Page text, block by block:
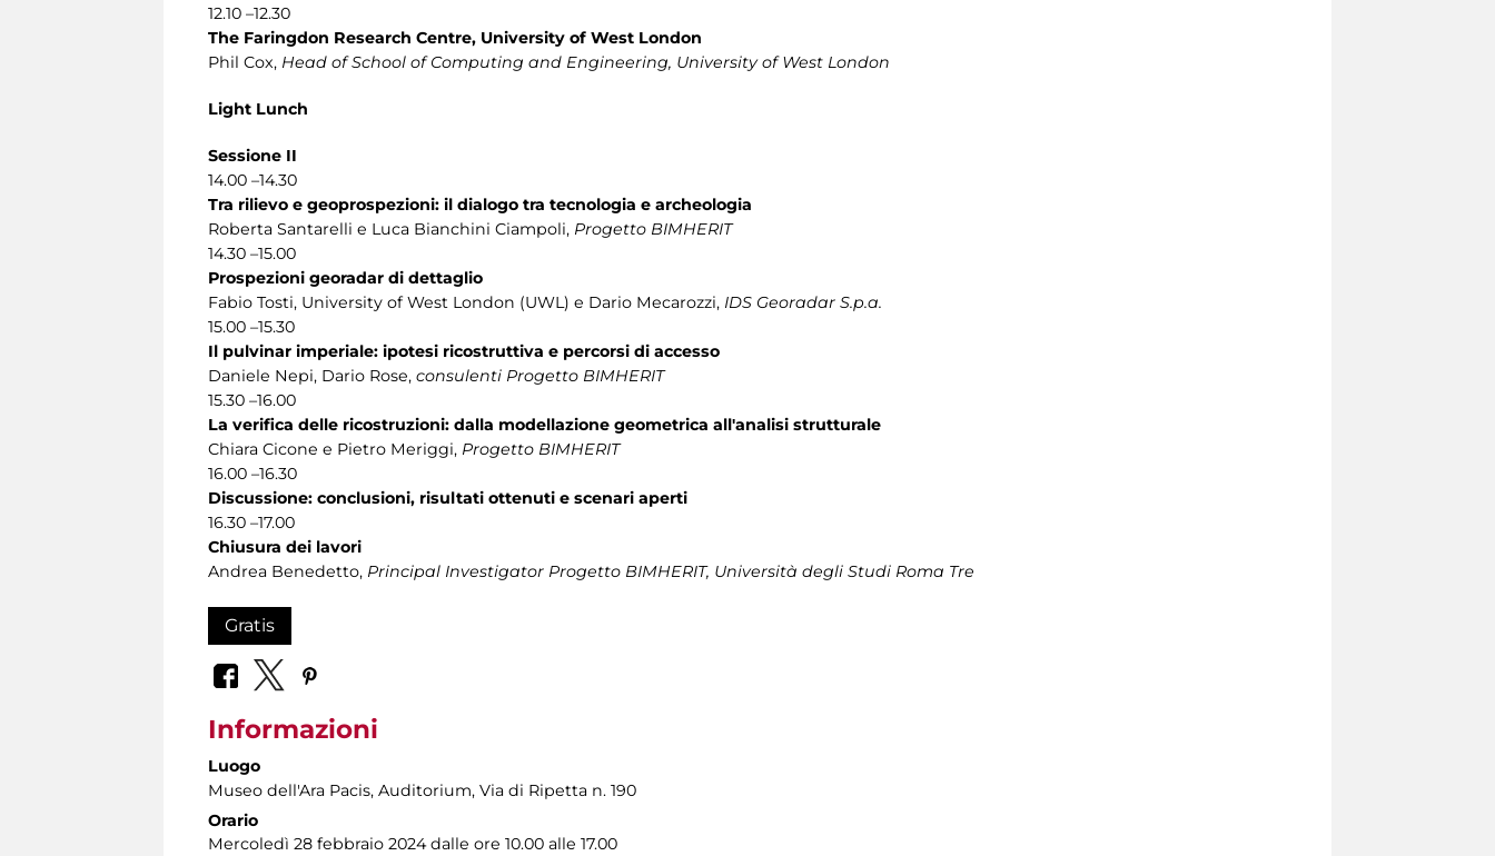
12.10 –12.30
The Faringdon Research Centre, University of West London
Phil Cox, Head of School of Computing and Engineering, University of West London
Light Lunch
Sessione II
14.00 –14.30
Tra rilievo e geoprospezioni: il dialogo tra tecnologia e archeologia
Roberta Santarelli e Luca Bianchini Ciampoli, Progetto BIMHERIT
14.30 –15.00
Prospezioni georadar di dettaglio
Fabio Tosti, University of West London (UWL) e Dario Mecarozzi, IDS Georadar S.p.a.
15.00 –15.30
Il pulvinar imperiale: ipotesi ricostruttiva e percorsi di accesso
Daniele Nepi, Dario Rose, consulenti Progetto BIMHERIT
15.30 –16.00
La verifica delle ricostruzioni: dalla modellazione geometrica all'analisi strutturale
Chiara Cicone e Pietro Meriggi, Progetto BIMHERIT
16.00 –16.30
Discussione: conclusioni, risultati ottenuti e scenari aperti
16.30 –17.00
Chiusura dei lavori
Andrea Benedetto, Principal Investigator Progetto BIMHERIT, Università degli Studi Roma Tre
Gratis
Informazioni
Luogo
Museo dell'Ara Pacis, Auditorium, Via di Ripetta n. 190
Orario
Mercoledì 28 febbraio 2024 dalle ore 10.00 alle 17.00